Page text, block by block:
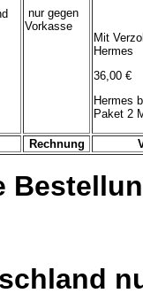
Rechnung
nur gegen
Vorkasse
Mit
Hermes
36,00 €
Hermes
Paket 2